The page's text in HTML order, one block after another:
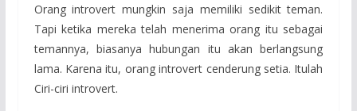
Orang introvert mungkin saja memiliki sedikit teman.
Tapi ketika mereka telah menerima orang itu sebagai
temannya, biasanya hubungan itu akan berlangsung
lama. Karena itu, orang introvert cenderung setia. Itulah
Ciri-ciri introvert.